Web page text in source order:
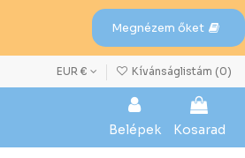
Megnézem őket
EUR € Kívánságlistám (0)
Belépek Kosarad